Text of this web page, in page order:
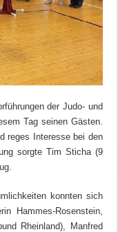
der Judo- und
Tag seinen Gästen.
reges Interesse bei den
sorgte Tim Sticha (9
konnten sich
Hammes-Rosenstein,
Rheinland), Manfred